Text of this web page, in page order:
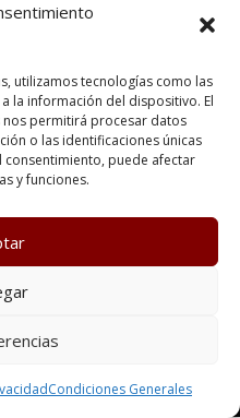
utilizamos tecnologías como las
la información del dispositivo. El
permitirá procesar datos
o las identificaciones únicas
puede afectar
y funciones.
Condiciones Generales
Master Avanzado (GAH
Política de cookies
(UE)